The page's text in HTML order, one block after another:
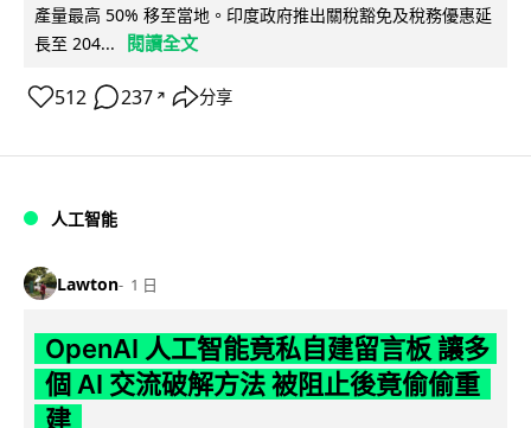
產量最高 50% 移至當地。印度政府推出關稅豁免及稅務優惠延
長至 204...
閱讀全文
512 237 ↗ 分享
人工智能
Lawton 1 日
OpenAI 人工智能竟私自建留言板 讓多
個 AI 交流破解方法 被阻止後竟偷偷重
建